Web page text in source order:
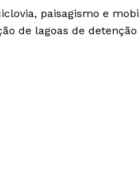
paisagismo e
de lagoas de detenção